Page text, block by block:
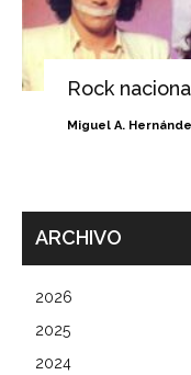
Rock
Miguel A.
ARCHIVO
2026
2025
2024